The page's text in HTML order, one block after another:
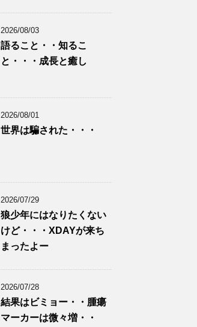
2026/08/03
語ること・・知るこ
と・・・成長と癒し
2026/08/01
世界は騙された・・・
2026/07/29
狼少年にはなりたくない
けど・・・XDAYが来ち
まったよー
2026/07/28
結果はビミョー・・腫瘍
マーカーは微々増・・